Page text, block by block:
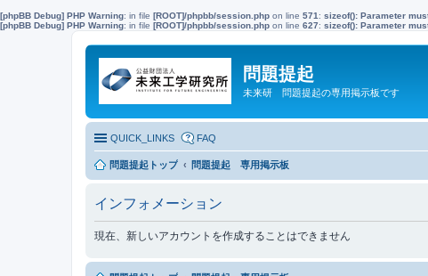
[phpBB Debug] PHP Warning: in file [ROOT]/phpbb/session.php on line 571 : sizeof(): Parameter
[phpBB Debug] PHP Warning: in file [ROOT]/phpbb/session.php on line 627: sizeof(): Parameter
問題提起
未来研 問題提起の専用掲示板です
QUICK_LINKS FAQ
問題提起トップ 問題提起 専用掲示板
インフォメーション
現在、新しいアカウントを作成することはできません